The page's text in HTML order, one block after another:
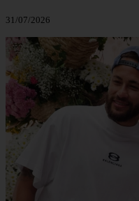
31/07/2026